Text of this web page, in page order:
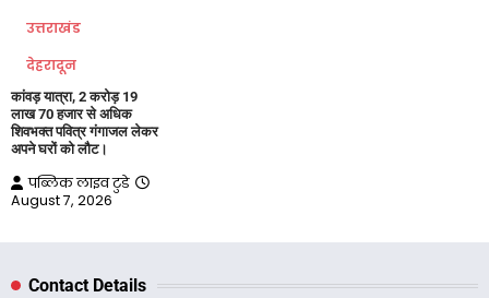
उत्तराखंड
देहरादून
कांवड़ यात्रा, 2 करोड़ 19
लाख 70 हजार से अधिक
शिवभक्त पवित्र गंगाजल लेकर
अपने घरों को लौट।
पब्लिक लाइव टुडे
August 7, 2026
Contact Details